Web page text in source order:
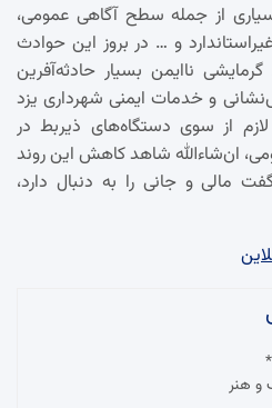
از جمله سطح آگاهی عمومی،
و … در بروز این حوادث
ناایمن بسیار حادثه‌آفرین
و خدمات ایمنی شهرداری یزد
لازم از سوی دستگاه‌های ذیربط در
ان‌شاءالله شاهد کاهش این روند
مالی و جانی را به دنبال دارد،
و هنر